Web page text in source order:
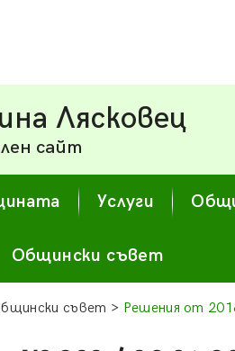
Лясковец
сайт
Услуги
Общински съвет
съвет > Решения от